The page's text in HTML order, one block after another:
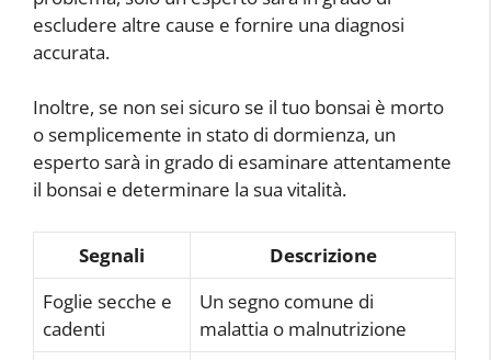
escludere altre cause e fornire una diagnosi
accurata.
Inoltre, se non sei sicuro se il tuo bonsai è morto
o semplicemente in stato di dormienza, un
esperto sarà in grado di esaminare attentamente
il bonsai e determinare la sua vitalità.
Segnali
Descrizione
Foglie secche e
cadenti
Un segno comune di
malattia o malnutrizione